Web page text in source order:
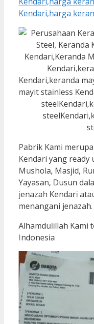
Pabrik Kami
Kendari yang
Mushola, Masjid,
Yayasan, Dusun
jenazah Kendari
menangani jenazah.
Alhamdulillah Kami
Indonesia